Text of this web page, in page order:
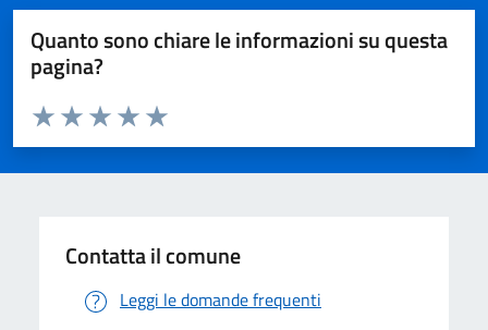
Quanto sono chiare le informazioni su questa
pagina?
Valuta da 1 a 5 stelle la pagina
Valuta 5 stelle su 5
Valuta 4 stelle su 5
Valuta 3 stelle su 5
Valuta 2 stelle su 5
Valuta 1 stelle su 5
Contatta il comune
Leggi le domande frequenti